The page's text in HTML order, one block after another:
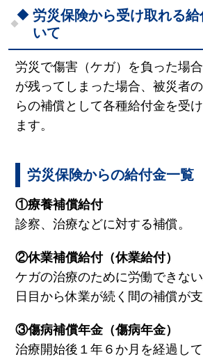
労災保険から受け取れる
いて
労災で傷害（ケガ）を負った場
が残ってしまった場合、被災者
らの補償として各種給付金を受
ます。
労災保険からの給付金一覧
①療養補償給付
診察、治療などに対する補償。
②休業補償給付（休業給付）
ケガの治療のために労働できな
日目から休業が続く間の補償が
③傷病補償年金（傷病年金）
治療開始後１年６か月を経過し